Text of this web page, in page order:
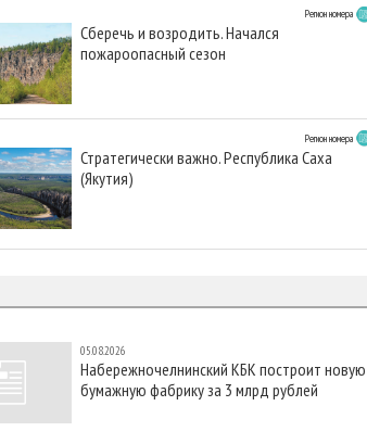
Регион номера
Сберечь и возродить. Начался
пожароопасный сезон
Регион номера
Стратегически важно. Республика Саха
(Якутия)
05.08.2026
Набережночелнинский КБК построит новую
бумажную фабрику за 3 млрд рублей